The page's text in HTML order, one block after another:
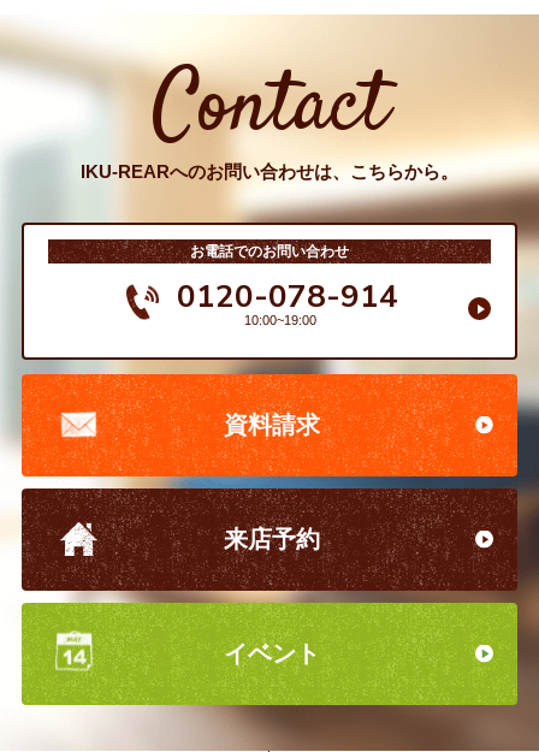
Contact
IKU-REARへのお問い合わせは、こちらから。
お電話でのお問い合わせ
0120-078-914
10:00~19:00
資料請求
来店予約
イベント